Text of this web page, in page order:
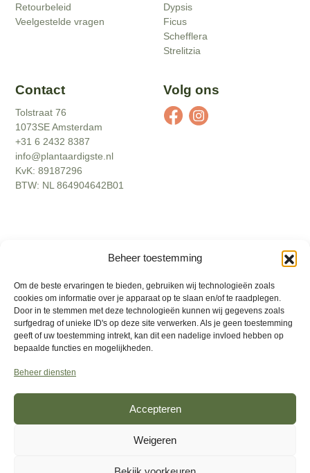
Beheer toestemming
Om de beste ervaringen te bieden, gebruiken wij technologieën zoals
cookies om informatie over je apparaat op te slaan en/of te raadplegen.
Door in te stemmen met deze technologieën kunnen wij gegevens zoals
surfgedrag of unieke ID's op deze site verwerken. Als je geen toestemming
geeft of uw toestemming intrekt, kan dit een nadelige invloed hebben op
bepaalde functies en mogelijkheden.
Beheer diensten
Accepteren
Weigeren
Retourbeleid
Veelgestelde vragen
Dypsis
Ficus
Schefflera
Strelitzia
Contact
Tolstraat 76
1073SE Amsterdam
+31 6 2432 8387
info@plantaardigste.nl
KvK: 89187296
BTW: NL 864904642B01
Volg ons
Actievoorwaarden
Algemene voorwaarden
Privacybeleid